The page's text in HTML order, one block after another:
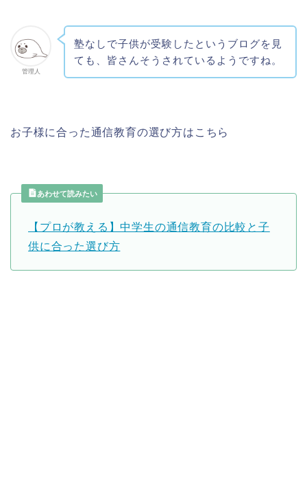
管理人
塾なしで子供が受験したというブログを見
ても、皆さんそうされているようですね。
お子様に合った通信教育の選び方はこちら
あわせて読みたい
【プロが教える】中学生の通信教育の比較と子
供に合った選び方